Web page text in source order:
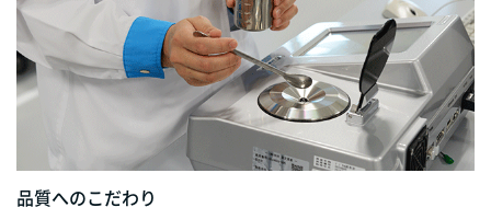
品質へのこだわり